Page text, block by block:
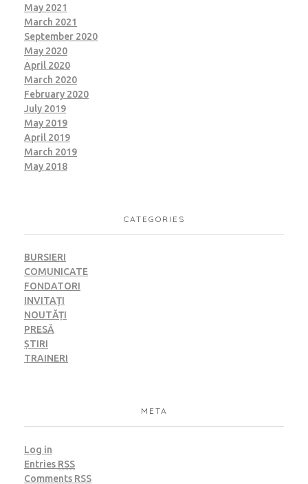
May 2021
March 2021
September 2020
May 2020
April 2020
March 2020
February 2020
July 2019
May 2019
April 2019
March 2019
May 2018
CATEGORIES
BURSIERI
COMUNICATE
FONDATORI
INVITAȚI
NOUTĂȚI
PRESĂ
ȘTIRI
TRAINERI
META
Log in
Entries RSS
Comments RSS